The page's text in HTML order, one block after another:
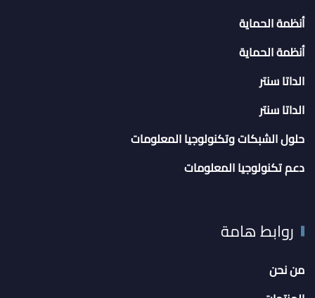
أنظمة الحماية
أنظمة الحماية
الداتا سنتر
الداتا سنتر
حلول الشبكات وتكنولوجيا المعلومات
دعم تكنولوجيا المعلومات
روابط هامة
من نحن